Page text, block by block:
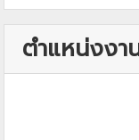
ตำแหน่งงา